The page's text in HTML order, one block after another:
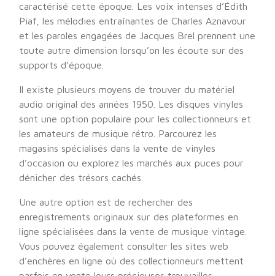
caractérisé cette époque. Les voix intenses d’Édith
Piaf, les mélodies entraînantes de Charles Aznavour
et les paroles engagées de Jacques Brel prennent une
toute autre dimension lorsqu’on les écoute sur des
supports d’époque.
Il existe plusieurs moyens de trouver du matériel
audio original des années 1950. Les disques vinyles
sont une option populaire pour les collectionneurs et
les amateurs de musique rétro. Parcourez les
magasins spécialisés dans la vente de vinyles
d’occasion ou explorez les marchés aux puces pour
dénicher des trésors cachés.
Une autre option est de rechercher des
enregistrements originaux sur des plateformes en
ligne spécialisées dans la vente de musique vintage.
Vous pouvez également consulter les sites web
d’enchères en ligne où des collectionneurs mettent